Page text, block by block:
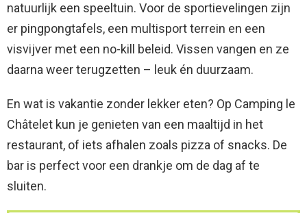
natuurlijk een speeltuin. Voor de sportievelingen zijn
er pingpongtafels, een multisport terrein en een
visvijver met een no-kill beleid. Vissen vangen en ze
daarna weer terugzetten – leuk én duurzaam.
En wat is vakantie zonder lekker eten? Op Camping le
Châtelet kun je genieten van een maaltijd in het
restaurant, of iets afhalen zoals pizza of snacks. De
bar is perfect voor een drankje om de dag af te
sluiten.